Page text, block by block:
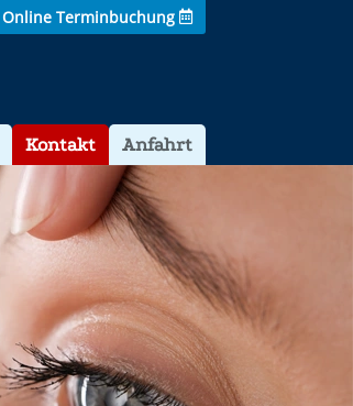
Kontakt Anfahrt
Online Terminbuchung